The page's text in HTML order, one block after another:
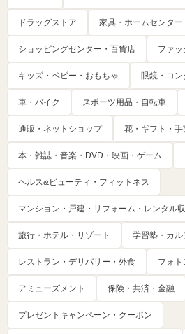
ドラッグストア 家具・ホームセンター
ショッピングセンター・百貨店 ファッ
キッズ・ベビー・おもちゃ 眼鏡・コ
車・バイク スポーツ用品・自転車
通販・ネットショップ 花・ギフト・手
本・雑誌・音楽・DVD・映画・ゲーム
ヘルス&ビューティ・フィットネス
マンション・戸建・リフォーム・レンタル
旅行・ホテル・リゾート 学習塾・カ
レストラン・デリバリー・外食 フォ
アミューズメント 保険・共済・金融
プレゼントキャンペーン・クーポン